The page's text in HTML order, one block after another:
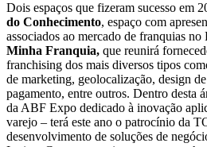
Dois espaços que fizeram sucesso em
do Conhecimento, espaço com
associados ao mercado de franquias no
Minha Franquia, que reunirá
franchising dos mais diversos tipos
de marketing, geolocalização, design
pagamento, entre outros. Dentro desta
da ABF Expo dedicado à inovação
varejo – terá este ano o patrocínio da
desenvolvimento de soluções de